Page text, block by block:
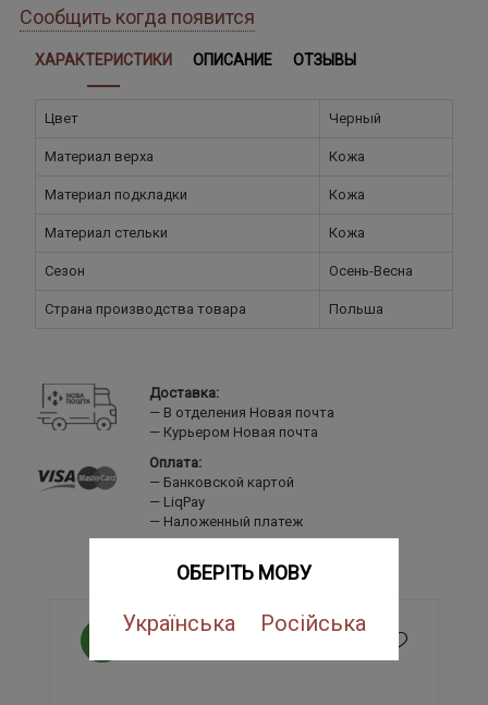
ОБЕРІТЬ МОВУ
Українська Російська
Сообщить когда появится
ХАРАКТЕРИСТИКИ ОПИСАНИЕ ОТЗЫВЫ
Цвет Черный
Материал верха Кожа
Материал подкладки Кожа
Материал стельки Кожа
Сезон Осень-Весна
Страна производства товара Польша
Доставка:
В отделения Новая почта
Курьером Новая почта
Оплата:
Банковской картой
LiqPay
Наложенный платеж